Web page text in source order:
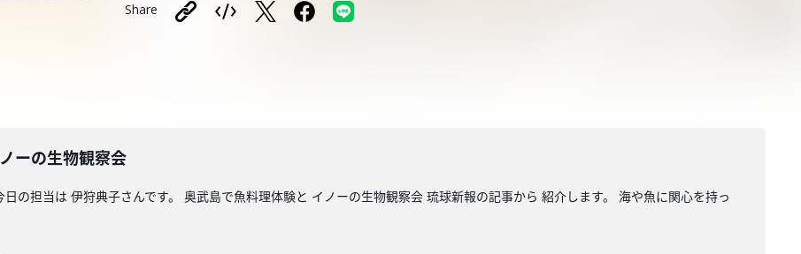
Share
ーの生物観察会
の担当は 伊狩典子さんです。 奥武島で魚料理体験と イノーの生物観察会 琉球新報の記事から 紹介します。 海や魚に関心を持っ